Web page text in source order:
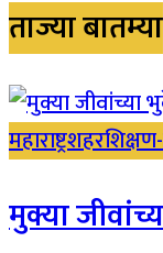
ताज्या बातम्या
महाराष्ट्रशहर
मुक्या